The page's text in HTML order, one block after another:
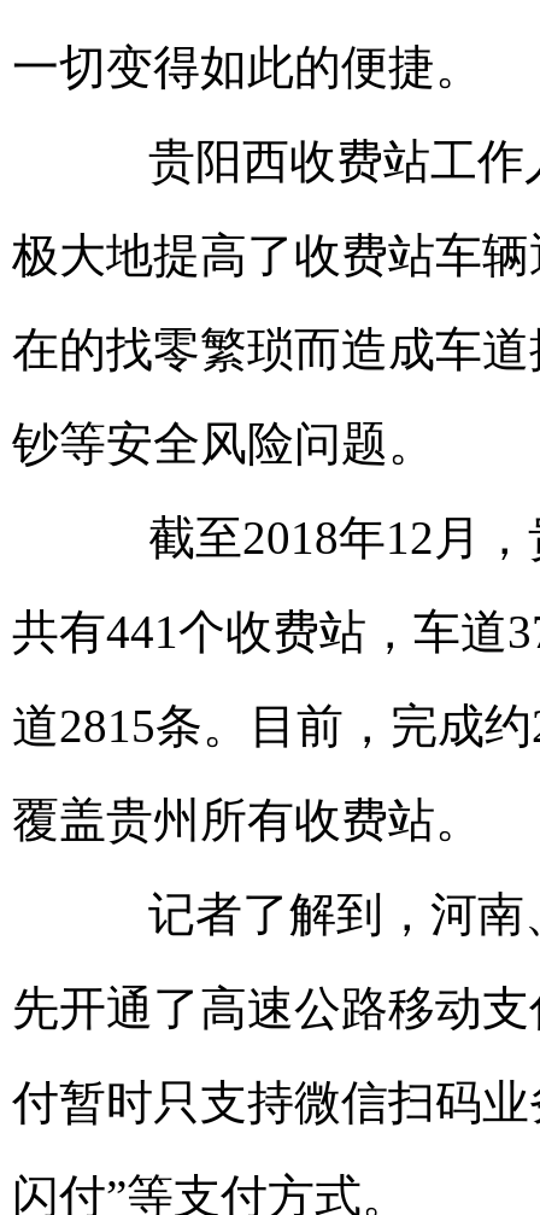
一切变得如此的便捷。
贵阳西收费站工作
极大地提高了收费站车
在的找零繁琐而造成车
钞等安全风险问题。
截至2018年12月，
共有441个收费站，车道
道2815条。目前，完成
覆盖贵州所有收费站。
记者了解到，河南
先开通了高速公路移动
付暂时只支持微信扫码
闪付”等支付方式。